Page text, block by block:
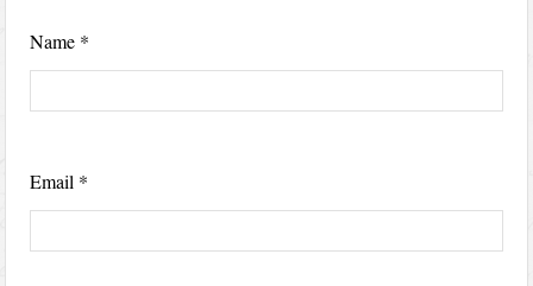
Name *
Email *